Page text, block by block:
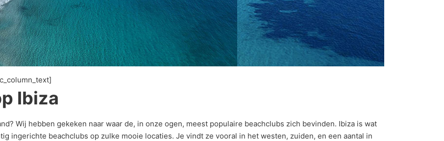
Ibiza
Wij hebben gekeken naar waar de, in onze ogen, meest populaire beachclubs zich bevinden. Ibiza is wat
ingerichte beachclubs op zulke mooie locaties. Je vindt ze vooral in het westen, zuiden, en een aantal in